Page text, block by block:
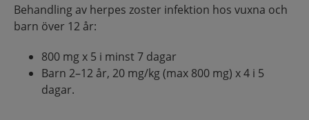
Behandling av herpes zoster infektion hos vuxna och
barn över 12 år:
800 mg x 5 i minst 7 dagar
Barn 2–12 år, 20 mg/kg (max 800 mg) x 4 i 5
dagar.